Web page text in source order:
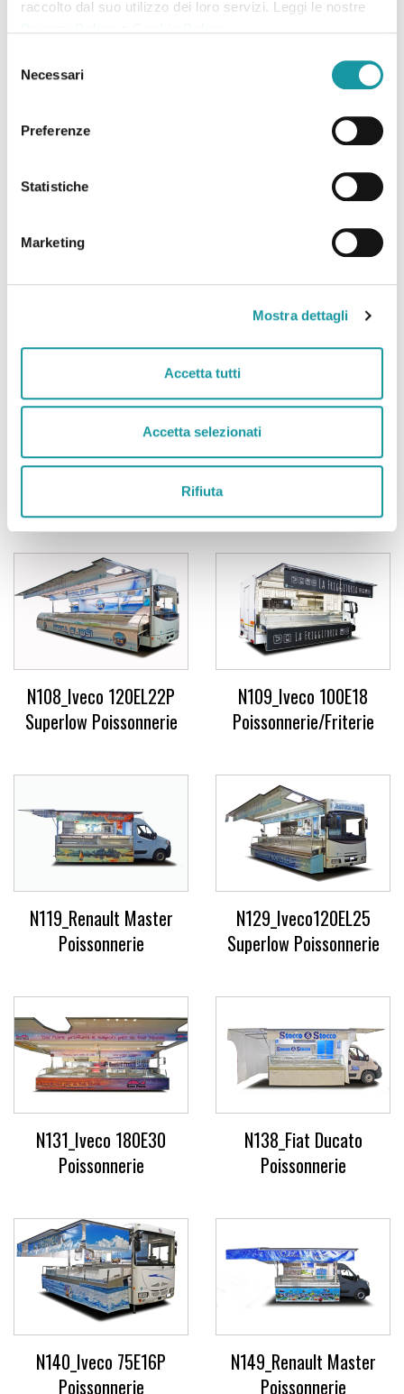
raccolto dal suo utilizzo dei loro servizi. Leggi le nostre
delNecessari
Preferenze
Statistiche
Marketing
Mostra dettagli
Accetta tutti
Accetta selezionati
Rifiuta
Poissonnerie
N091_Iveco 180E28
Superlow Poissonnerie
N098_Iveco 50C18
Poissonnerie
N099_Iveco 100E22P
N103_Citroen Jumper
N108_Iveco 120EL22P
Superlow Poissonnerie
N109_Iveco 100E18
Poissonnerie/Friterie
N119_Renault Master
Poissonnerie
N129_Iveco120EL25
Superlow Poissonnerie
N131_Iveco 180E30
Poissonnerie
N138_Fiat Ducato
Poissonnerie
N140_Iveco 75E16P
Poissonnerie
N149_Renault Master
Poissonnerie